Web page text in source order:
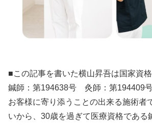
■この記事を書いた横山昇吾は国家資
鍼師：第194638号 灸師：第194409
お客様に寄り添うことの出来る施術者
いから、30歳を過ぎて医療資格である